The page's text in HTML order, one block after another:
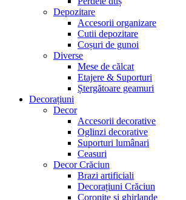
Depozitare
Accesorii organizare
Cutii depozitare
Coșuri de gunoi
Diverse
Mese de călcat
Etajere & Suporturi
Ștergătoare geamuri
Decorațiuni
Decor
Accesorii decorative
Oglinzi decorative
Suporturi lumânari
Ceasuri
Decor Crăciun
Brazi artificiali
Decorațiuni Crăciun
Coronițe și ghirlande